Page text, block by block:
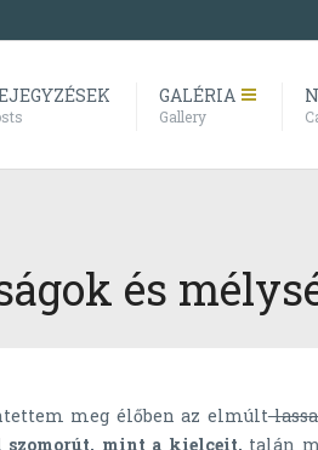
GALÉRIA
Gallery
és
meg élőben az elmúlt
szomorút, mint a kielceit, talán